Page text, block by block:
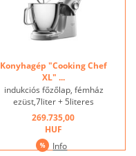
Konyhagép "Cooking Chef
XL" ...
indukciós főzőlap, fémház
ezüst,7liter + 5literes
rozsdamentes acél üst, 4
darab
munkaeszköz,integrált
merleg ...
269.735,00
HUF
Info